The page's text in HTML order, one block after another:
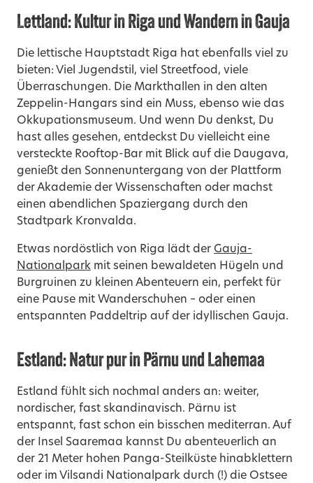
Lettland: Kultur in Riga und Wandern in Gauja
Die lettische Hauptstadt Riga hat ebenfalls viel zu
bieten: Viel Jugendstil, viel Streetfood, viele
Überraschungen. Die Markthallen in den alten
Zeppelin-Hangars sind ein Muss, ebenso wie das
Okkupationsmuseum. Und wenn Du denkst, Du
hast alles gesehen, entdeckst Du vielleicht eine
versteckte Rooftop-Bar mit Blick auf die Daugava,
genießt den Sonnenuntergang von der Plattform
der Akademie der Wissenschaften oder machst
einen abendlichen Spaziergang durch den
Stadtpark Kronvalda.
Etwas nordöstlich von Riga lädt der Gauja-
Nationalpark mit seinen bewaldeten Hügeln und
Burgruinen zu kleinen Abenteuern ein, perfekt für
eine Pause mit Wanderschuhen – oder einen
entspannten Paddeltrip auf der idyllischen Gauja.
Estland: Natur pur in Pärnu und Lahemaa
Estland fühlt sich nochmal anders an: weiter,
nordischer, fast skandinavisch. Pärnu ist
entspannt, fast schon ein bisschen mediterran. Auf
der Insel Saaremaa kannst Du abenteuerlich an
der 21 Meter hohen Panga-Steilküste hinabklettern
oder im Vilsandi Nationalpark durch (!) die Ostsee